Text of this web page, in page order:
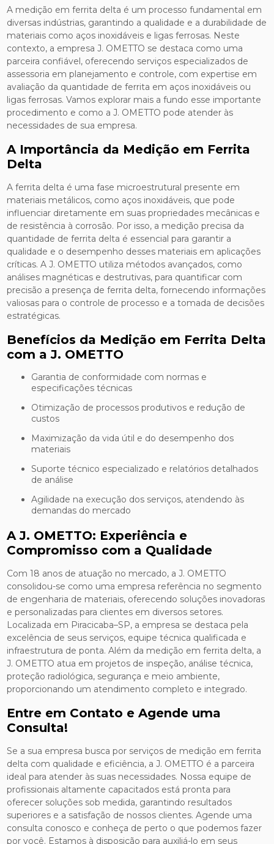
A medição em ferrita delta é um processo fundamental em
diversas indústrias, garantindo a qualidade e a durabilidade de
materiais como aços inoxidáveis e ligas ferrosas. Neste
contexto, a empresa J. OMETTO se destaca como uma
parceira confiável, oferecendo serviços especializados de
assessoria em planejamento e controle, com expertise em
avaliação da quantidade de ferrita em aços inoxidáveis ou
ligas ferrosas. Vamos explorar mais a fundo esse importante
procedimento e como a J. OMETTO pode atender às
necessidades de sua empresa.
A Importância da Medição em Ferrita
Delta
A ferrita delta é uma fase microestrutural presente em
materiais metálicos, como aços inoxidáveis, que pode
influenciar diretamente em suas propriedades mecânicas e
de resistência à corrosão. Por isso, a medição precisa da
quantidade de ferrita delta é essencial para garantir a
qualidade e o desempenho desses materiais em aplicações
críticas. A J. OMETTO utiliza métodos avançados, como
análises magnéticas e destrutivas, para quantificar com
precisão a presença de ferrita delta, fornecendo informações
valiosas para o controle de processo e a tomada de decisões
estratégicas.
Benefícios da Medição em Ferrita Delta
com a J. OMETTO
Garantia de conformidade com normas e
especificações técnicas
Otimização de processos produtivos e redução de
custos
Maximização da vida útil e do desempenho dos
materiais
Suporte técnico especializado e relatórios detalhados
de análise
Agilidade na execução dos serviços, atendendo às
demandas do mercado
A J. OMETTO: Experiência e
Compromisso com a Qualidade
Com 18 anos de atuação no mercado, a J. OMETTO
consolidou-se como uma empresa referência no segmento
de engenharia de materiais, oferecendo soluções inovadoras
e personalizadas para clientes em diversos setores.
Localizada em Piracicaba–SP, a empresa se destaca pela
excelência de seus serviços, equipe técnica qualificada e
infraestrutura de ponta. Além da medição em ferrita delta, a
J. OMETTO atua em projetos de inspeção, análise técnica,
proteção radiológica, segurança e meio ambiente,
proporcionando um atendimento completo e integrado.
Entre em Contato e Agende uma
Consulta!
Se a sua empresa busca por serviços de medição em ferrita
delta com qualidade e eficiência, a J. OMETTO é a parceira
ideal para atender às suas necessidades. Nossa equipe de
profissionais altamente capacitados está pronta para
oferecer soluções sob medida, garantindo resultados
superiores e a satisfação de nossos clientes. Agende uma
consulta conosco e conheça de perto o que podemos fazer
por você. Estamos à disposição para auxiliá-lo em seus